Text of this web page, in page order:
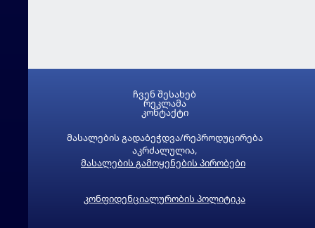
მასალების გადაბეჭდვა/რეპროდუცირება
აკრძალულია,
მასალების გამოყენების პირობები
კონფიდენციალურობის პოლიტიკა
ჩვენ შესახებ
რეკლამა
კონტაქტი